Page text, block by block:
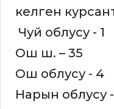
келген
Чуй облусу - 1
Ош ш. – 35
Ош облусу - 4
Нарын облусу -